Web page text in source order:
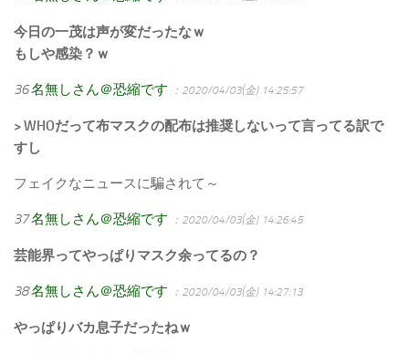
今日の一茂は声が変だったなｗ
もしや感染？ｗ
36名無しさん＠恐縮です ：2020/04/03(金) 14:25:57
> WHOだって布マスクの配布は推奨しないって言ってる訳で
すし
フェイクなニュースに騙されて～
37名無しさん＠恐縮です ：2020/04/03(金) 14:26:45
芸能界ってやっぱりマスク余ってるの？
38名無しさん＠恐縮です ：2020/04/03(金) 14:27:13
やっぱりバカ息子だったねｗ